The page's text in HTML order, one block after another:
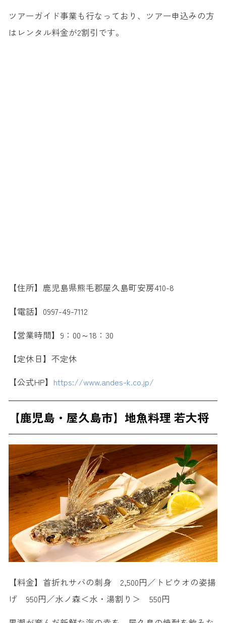
ツアーガイド事業も行なっており、ツアー申込みの方
はレンタル料金が2割引です。
【住所】鹿児島県熊毛郡屋久島町安房410-8
【電話】0997-49-7112
【営業時間】9：00～18：30
【定休日】不定休
【公式HP】 https://www.andes-k.co.jp/
【鹿児島・屋久島市】地魚料理 若大将
【料金】首折れサバの刺身 2,500円／トビウオの姿揚
げ 950円／水ノ森＜水・湯割り＞ 550円